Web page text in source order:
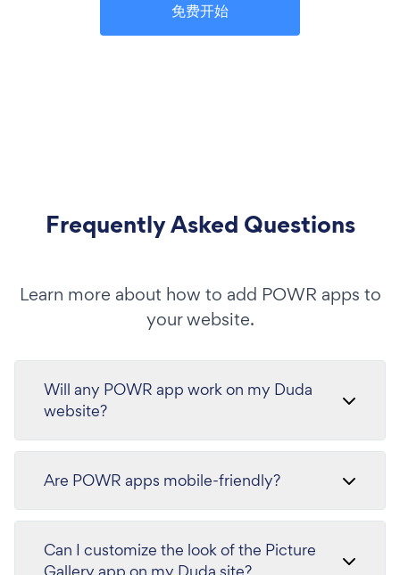
免费开始
Frequently Asked Questions
Learn more about how to add POWR apps to
your website.
Will any POWR app work on my Duda
website?
Are POWR apps mobile-friendly?
Can I customize the look of the Picture